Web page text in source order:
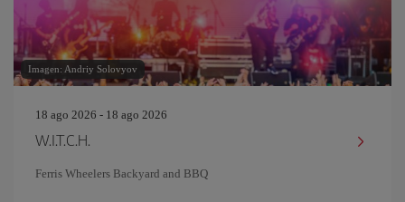
Imagen: Andriy Solovyov
18 ago 2026 - 18 ago 2026
W.I.T.C.H.
Ferris Wheelers Backyard and BBQ